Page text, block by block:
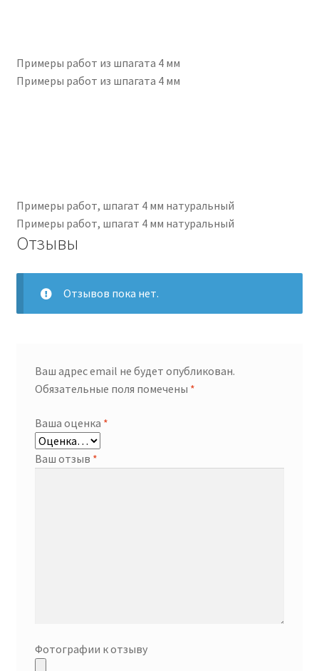
Примеры работ из шпагата 4 мм
Примеры работ из шпагата 4 мм
Примеры работ, шпагат 4 мм натуральный
Примеры работ, шпагат 4 мм натуральный
Отзывы
Отзывов пока нет.
Ваш адрес email не будет опубликован.
Обязательные поля помечены *
Ваша оценка *
Ваш отзыв *
Фотографии к отзыву